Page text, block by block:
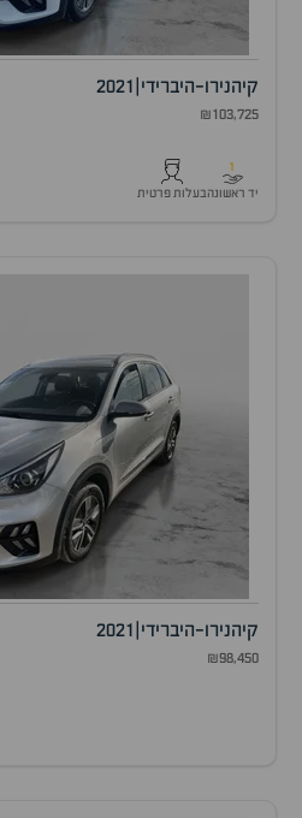
קיהנירו-היברידי 2021
₪103,725
1
יד ראשונהבעלות פרטית
קיהנירו-היברידי 2021
₪98,450